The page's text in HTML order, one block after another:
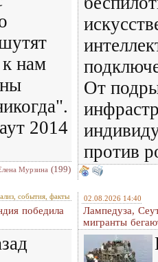
нам
2014
Мурзина (199)
От
против
события, факты
победила
02.08.2026 14:40
Лампедуза,
мигранты